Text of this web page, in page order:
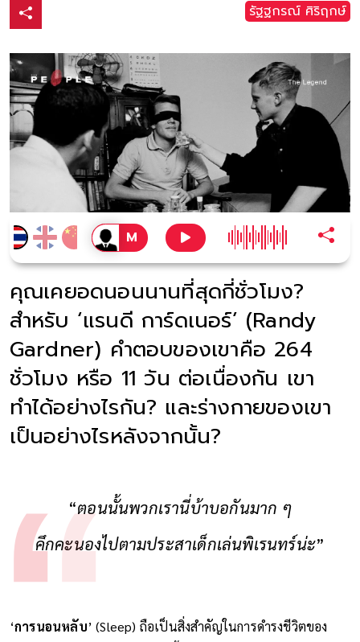
รัฐฐกรณ์ ศิริฤกษ์
คุณเคยอดนอนนานที่สุดกี่ชั่วโมง?
สำหรับ ‘แรนดี การ์ดเนอร์’ (Randy
Gardner) คำตอบของเขาคือ 264
ชั่วโมง หรือ 11 วัน ต่อเนื่องกัน เขา
ทำได้อย่างไรกัน? และร่างกายของเขา
เป็นอย่างไรหลังจากนั้น?
“ตอนนั้นพวกเรานี่บ้าบอกันมาก ๆ
คึกคะนองไปตามประสาเด็กเล่นพิเรนทร์น่ะ”
‘การนอนหลับ’ (Sleep) ถือเป็นสิ่งสำคัญในการดำรงชีวิตของ